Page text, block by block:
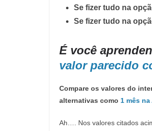
Se fizer tudo na
Se fizer tudo na
É você
valor parecido
Compare os valores do
alternativas como 1 mês
Ah…. Nos valores citados